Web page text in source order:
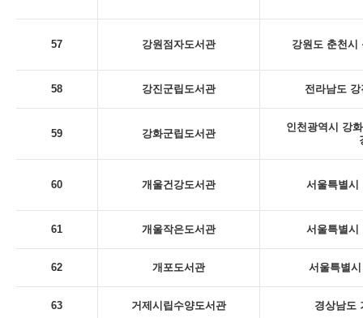
57 강원점자도서관 강원도 춘천시
58 강진군립도서관 전라남도
59 강화군립도서관
인천광역시 강
60 개울건강도서관 서울특별시
61 개울작은도서관 서울특별시
62 개포도서관 서울특별
63 거제시립수양도서관 경상남도